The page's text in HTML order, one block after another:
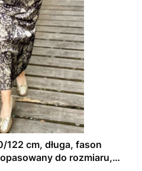
cm, długa, fason
do rozmiaru,